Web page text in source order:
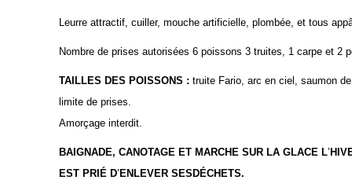
Leurre attractif, cuiller, mouche artificielle, plombée, et tous
Nombre de prises autorisées 6 poissons 3 truites, 1 carpe et 2
TAILLES DES POISSONS : truite Fario, arc en ciel, saumon
limite de prises.
Amorçage interdit.
BAIGNADE, CANOTAGE ET MARCHE SUR LA GLACE L’
EST PRIÉ D’ ENLEVER SESDÉCHETS.